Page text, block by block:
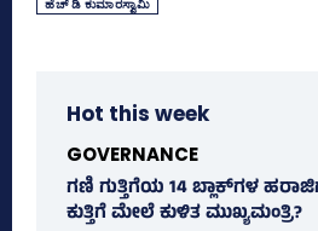
ಹೆಚ್‌ ಡಿ ಕುಮಾರಸ್ವಾಮಿ
Hot this week
GOVERNANCE
ಗಣಿ ಗುತ್ತಿಗೆಯ 14 ಬ್ಲಾಕ್‌ಗಳ
ಕುತ್ತಿಗೆ ಮೇಲೆ ಕುಳಿತ ಮುಖ್ಯಮಂತ್ರಿ?